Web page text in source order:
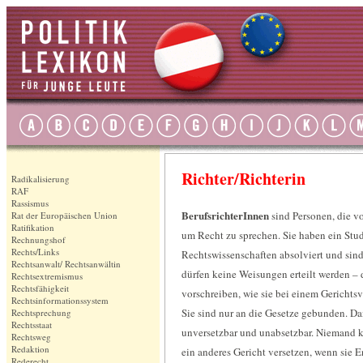
Radikalisierung
RAF
Rassismus
Rat der Europäischen Union
Ratifikation
Rechnungshof
Rechts/Links
Rechtsanwalt/ Rechtsanwältin
Rechtsextremismus
Rechtsfähigkeit
Rechtsinformationssystem
Rechtsprechung
Rechtsstaat
Rechtsweg
Redaktion
Richter/Richterin
BerufsrichterInnensind Personen, die
um Recht zu sprechen. Sie haben ein
Rechtswissenschaften absolviert und
dürfen keine Weisungen erteilt werden –
vorschreiben, wie sie bei einem
Sie sind nur an die Gesetze gebunden.
unversetzbar und unabsetzbar. Niemand
ein anderes Gericht versetzen, wenn sie